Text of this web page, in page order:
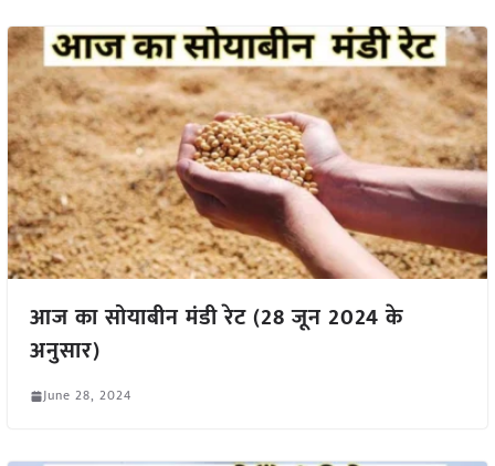
आज का सोयाबीन मंडी रेट (28 जून 2024 के
अनुसार)
June 28, 2024